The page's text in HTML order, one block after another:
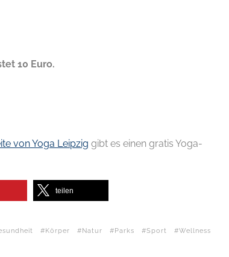
10 Euro.
von Yoga Leipzig gibt es einen gratis Yoga-
teilen
Körper Natur Parks Sport
Wellness